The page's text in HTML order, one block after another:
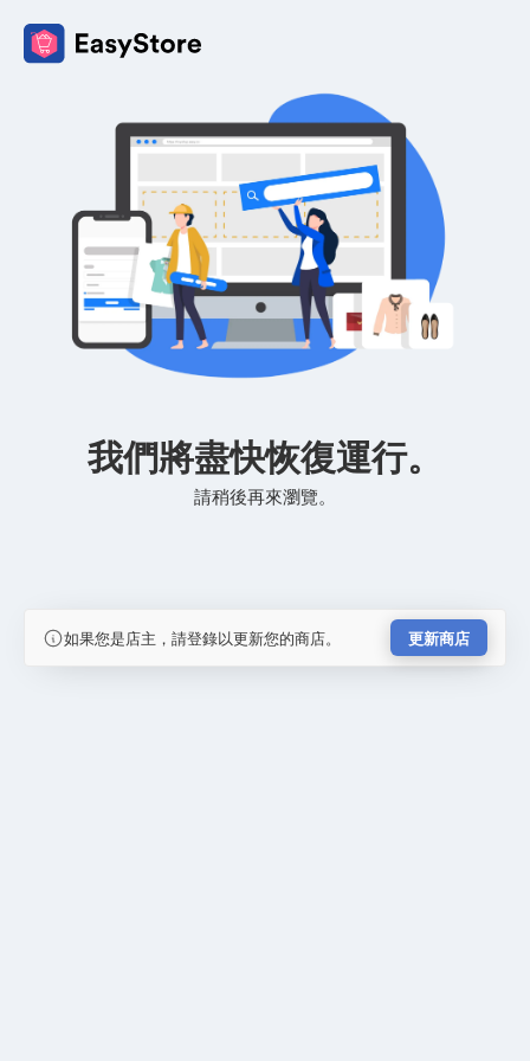
我們將盡快恢復運行。
請稍後再來瀏覽。
如果您是店主，請登錄以更新您的商店。 更新商店